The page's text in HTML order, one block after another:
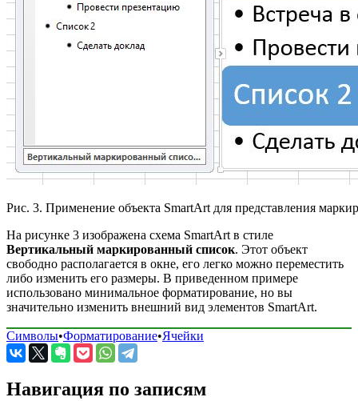
Рис. 3. Применение объекта SmartArt для представления
На рисунке 3 изображена схема SmartArt в стиле
Вертикальный маркированный список. Этот объект
свободно располагается в окне, его легко можно переместить
либо изменить его размеры. В приведенном примере
использовано минимальное форматирование, но вы
значительно изменить внешний вид элементов SmartArt.
Символы•Форматирование•Ячейки
Навигация по записям